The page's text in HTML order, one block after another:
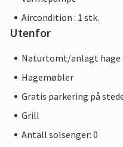
Aircondition : 1 stk.
Utenfor
Naturtomt/anlagt hage
Hagemøbler
Gratis parkering på
Grill
Antall solsenger: 0